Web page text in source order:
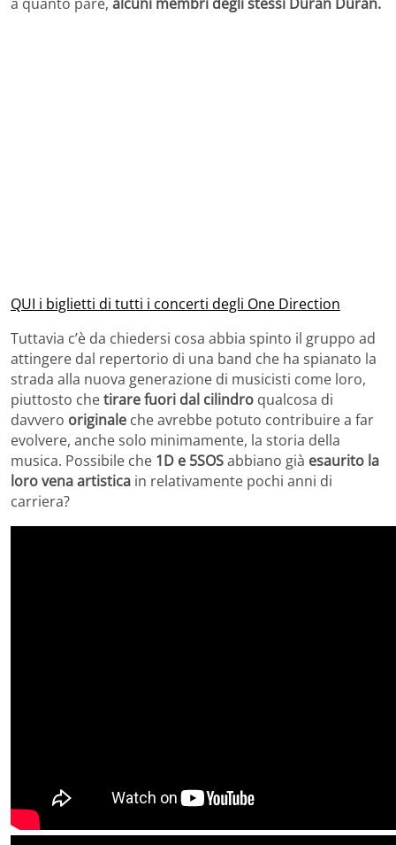
QUI i biglietti di tutti i concerti degli One Direction
Tuttavia c’è da chiedersi cosa abbia spinto il gruppo ad
attingere dal repertorio di una band che ha spianato la
strada alla nuova generazione di musicisti come loro,
piuttosto chetirare fuori dal cilindro qualcosa di
davvero originale che avrebbe potuto contribuire a far
evolvere, anche solo minimamente, la storia della
musica. Possibile che 1D e 5SOSabbiano già esaurito la
loro vena artistica in relativamente pochi anni di
carriera?